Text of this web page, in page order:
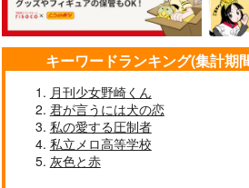
キーワードランキング(集計期
月刊少女野崎くん
君が言うには犬の恋
私の愛する圧制者
私立メロ高等学校
灰色と赤